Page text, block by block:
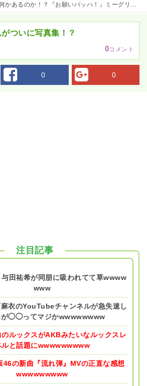
るのか！？『お願いバッハ！』ミーグリ日程がこちら
ついに写真集！？
0コメント
0 0
注目記事
与田祐希が同朋に吸われてて草wwww
www
麻衣のYouTubeチャンネルが急失速し
が◯◯ってマジかwwwwwwww
のルックスがAKBみたいなルックスレ
ルと話題にwwwwwwwww
46の新曲『流れ弾』MVの正直な感想
wwwwwwwww